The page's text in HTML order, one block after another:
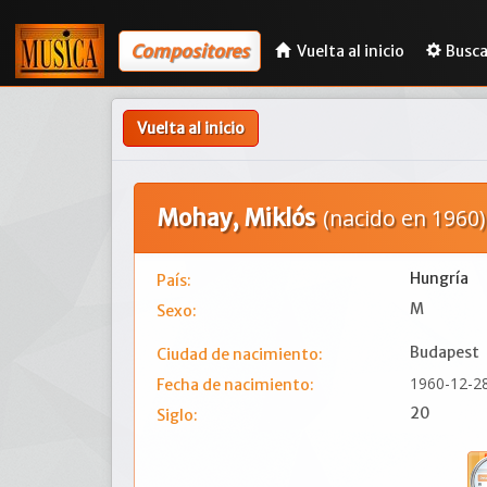
Compositores Vuelta al inicio
Vuelta al inicio
Mohay, Miklós (nacido en 1960)
País:
Hungría
Sexo:
M
Ciudad de nacimiento:
Budapest
Fecha de nacimiento:
1960-12-
Siglo: 20